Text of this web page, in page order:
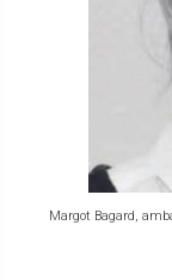
Margot Bagard,